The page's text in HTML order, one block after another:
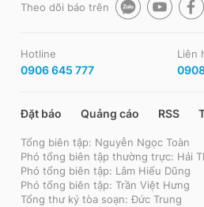
Theo dõi báo trên
Hotline
0906 645 777
Liên
Đặt báo Quảng cáo RSS
Tổng biên tập: Nguyễn Ngọc Toàn
Phó tổng biên tập thường trực: Hải
Phó tổng biên tập: Lâm Hiếu Dũng
Phó tổng biên tập: Trần Việt Hưng
Tổng thư ký tòa soạn: Đức Trung